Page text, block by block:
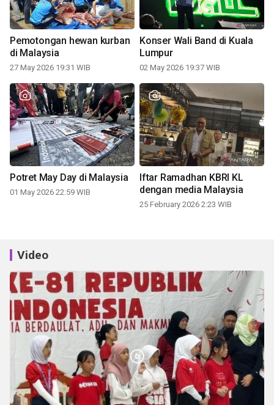
Pemotongan hewan kurban
di Malaysia
27 May 2026 19:31 WIB
Konser Wali Band di Kuala
Lumpur
02 May 2026 19:37 WIB
Potret May Day di Malaysia
01 May 2026 22:59 WIB
Iftar Ramadhan KBRI KL
dengan media Malaysia
25 February 2026 2:23 WIB
Video